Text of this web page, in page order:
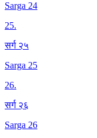
Sarga 24
25.
सर्ग २५
Sarga 25
26.
सर्ग २६
Sarga 26